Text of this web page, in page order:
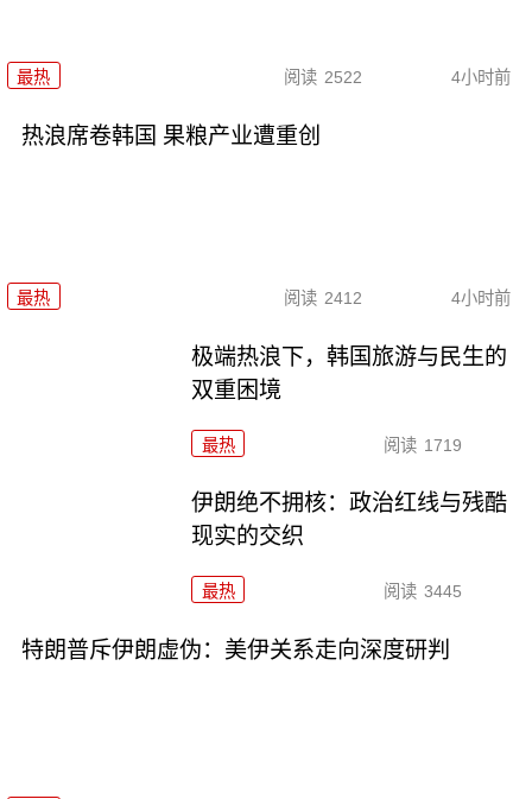
最热 阅读 2522 4小时前
热浪席卷韩国 果粮产业遭重创
最热 阅读 2412 4小时前
极端热浪下，韩国旅游与民生的
双重困境
最热 阅读 1719
伊朗绝不拥核：政治红线与残酷
现实的交织
最热 阅读 3445
特朗普斥伊朗虚伪：美伊关系走向深度研判